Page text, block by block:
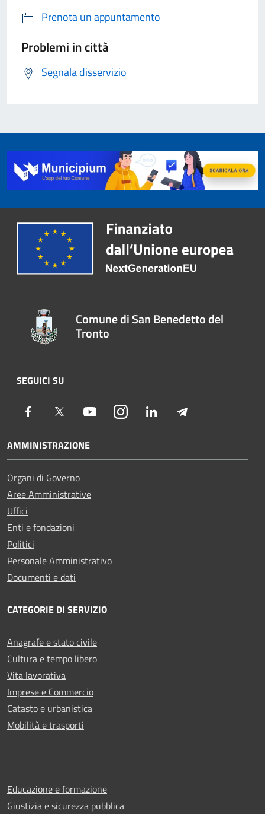
Prenota un appuntamento
Problemi in città
Segnala disservizio
Comune di San Benedetto del
Tronto
SEGUICI SU
Facebook Twitter YoutubeInstagramLinkedIn
AMMINISTRAZIONE
Organi di Governo
Aree Amministrative
Uffici
Enti e fondazioni
Politici
Personale Amministrativo
Documenti e dati
CATEGORIE DI SERVIZIO
Anagrafe e stato civile
Cultura e tempo libero
Vita lavorativa
Imprese e Commercio
Catasto e urbanistica
Mobilità e trasporti
Educazione e formazione
Giustizia e sicurezza pubblica